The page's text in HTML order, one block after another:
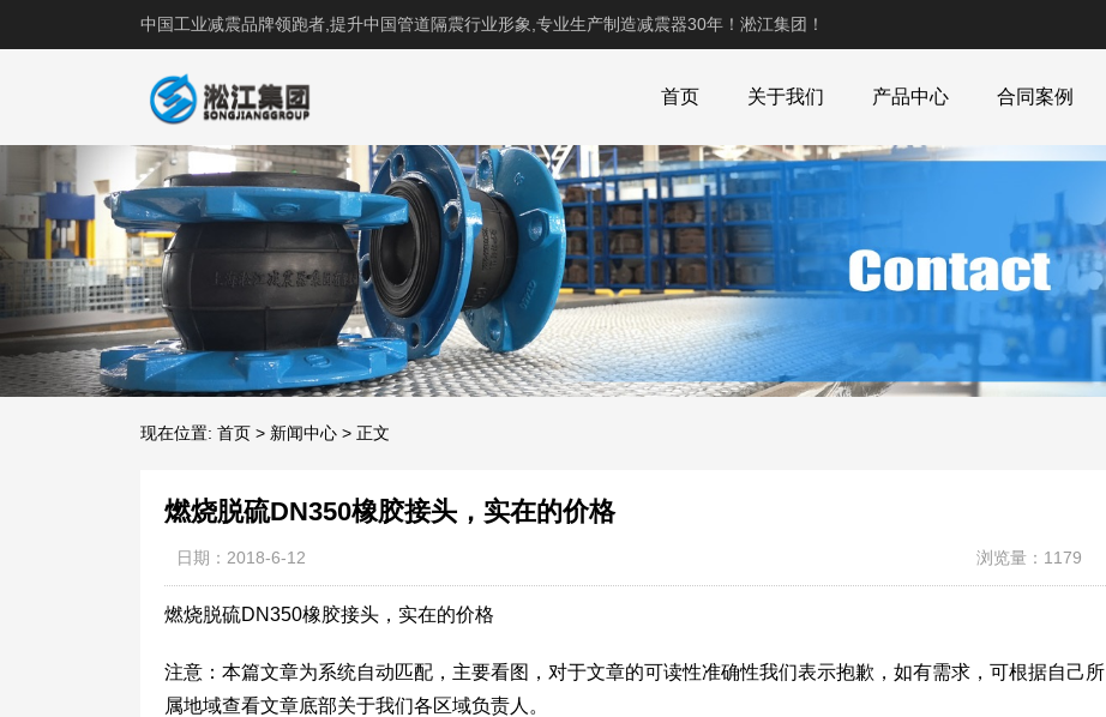
中国工业减震品牌领跑者,提升中国管道隔震行业形象,专业生产制造减震器30年！淞江集团！
首页 关于我们 产品中心 合同案例
现在位置: 首页 > 新闻中心 > 正文
燃烧脱硫DN350橡胶接头，实在的价格
日期：2018-6-12 浏览量：1179
燃烧脱硫DN350橡胶接头，实在的价格
注意：本篇文章为系统自动匹配，主要看图，对于文章的可读性准确性我们表示抱歉，如有需求，可根据自己所
属地域查看文章底部关于我们各区域负责人。